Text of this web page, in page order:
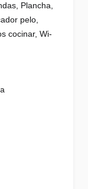
Plancha
pelo
cocinar, Wi-